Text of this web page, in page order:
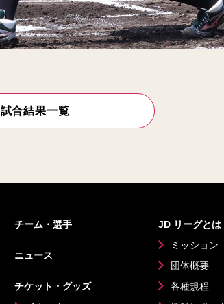
試合結果一覧
チーム・選手
ニュース
チケット・グッズ
JD リーグとは
ミッション
団体概要
各種規程